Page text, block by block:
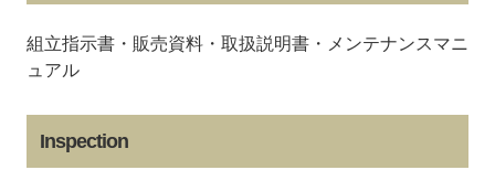
組立指示書・販売資料・取扱説明書・メンテナンスマニ
ュアル
Inspection